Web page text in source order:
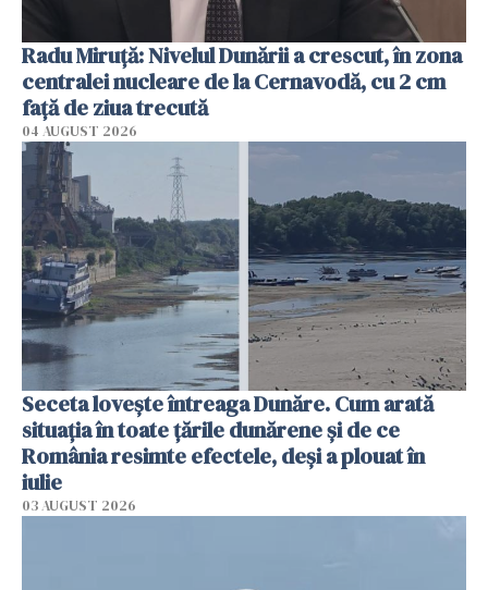
Radu Miruţă: Nivelul Dunării a crescut, în zona
centralei nucleare de la Cernavodă, cu 2 cm
faţă de ziua trecută
04 AUGUST 2026
Seceta lovește întreaga Dunăre. Cum arată
situația în toate țările dunărene și de ce
România resimte efectele, deși a plouat în
iulie
03 AUGUST 2026